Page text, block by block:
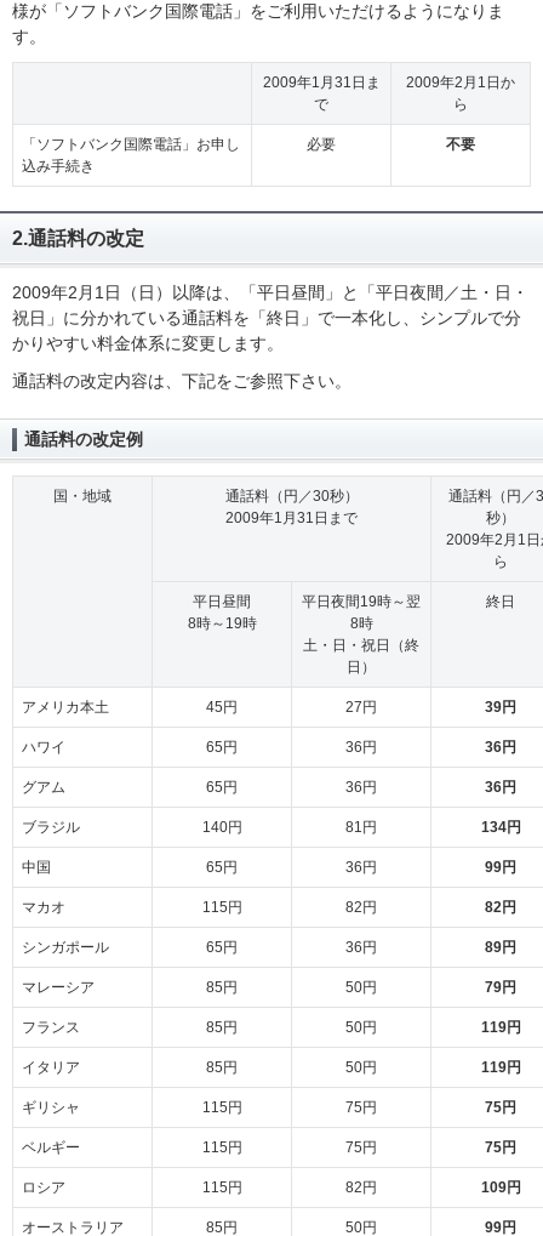
様が「ソフトバンク国際電話」をご利用いただけるようになりま
す。
2009年1月31日ま
で
2009年2月1日か
ら
「ソフトバンク国際電話」お申し
込み手続き
必要 不要
2.通話料の改定
2009年2月1日（日）以降は、「平日昼間」と「平日夜間／土・日・
祝日」に分かれている通話料を「終日」で一本化し、シンプルで分
かりやすい料金体系に変更します。
通話料の改定内容は、下記をご参照下さい。
通話料の改定例
国・地域
通話料（円／30秒）
2009年1月31日まで
通話料（円／
秒）
2009年2月1日
ら
平日昼間
8時～19時
平日夜間19時～翌
8時
土・日・祝日（終
日）
終日
アメリカ本土 45円 27円 39円
ハワイ 65円 36円 36円
グアム 65円 36円 36円
ブラジル 140円 81円 134円
中国 65円 36円 99円
マカオ 115円 82円 82円
シンガポール 65円 36円 89円
マレーシア 85円 50円 79円
フランス 85円 50円 119円
イタリア 85円 50円 119円
ギリシャ 115円 75円 75円
ベルギー 115円 75円 75円
ロシア 115円 82円 109円
オーストラリア 85円 50円 99円